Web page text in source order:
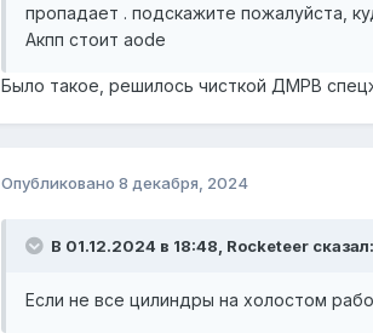
пропадает . подскажите пожалуйста,
Акпп стоит aode
Было такое, решилось чисткой ДМРВ
Опубликовано 8 декабря, 2024
В 01.12.2024 в 18:48, Rocketeerсказал:
Если не все цилиндры на холостом